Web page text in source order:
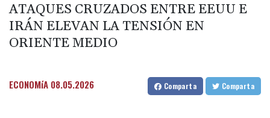
2608.174036
CHF 0.93494
CNY 7.786316
CNH 7.784327
ATAQUES CRUZADOS ENTRE EEUU E
IRÁN ELEVAN LA TENSIÓN EN
ORIENTE MEDIO
ECONOMíA 08.05.2026 Comparta Comparta